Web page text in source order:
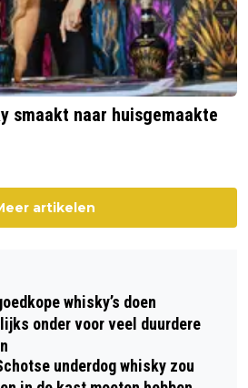
smaakt naar huisgemaakte
artikelen
whisky’s doen
onder voor veel duurdere
underdog whisky zou